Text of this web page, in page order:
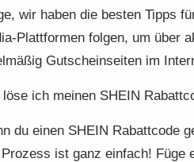
wir haben die besten Tipps
Plattformen folgen, um über
Gutscheinseiten im
ich meinen SHEIN
du einen SHEIN Rabattcode
ist ganz einfach! Füge